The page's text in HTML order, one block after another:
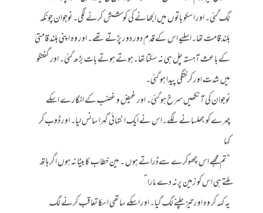
لگ گئی۔ اور اسکو باتوں میں الجھانے کی کوشش کرنے لگی۔ نوجوان چونکہ
بلند قامت تھا۔اسلیے اس کے قدم دور دور پڑتے تھے۔ اور وہ اپنی بلند قامتی
کے باعث آہستہ چل ہی نہ سکتا تھا۔ہوتے ہوتے بات بڑھ گئی۔ اور گفتگو
میں شدت اور کرختگی پیدا ہو گئی۔
نوجوان کی آنکھیں سرخ ہو گئی۔ اور غیض و غضب کے انگارے اسکے
چہرے کو جھلسانے لگے۔اس نے ایک انتہائی گہرا سانس لیا۔ اور ڈوب کر
کہا
“تم مجھے اس چھوکرے سےڈراتے ہوں ۔ مین خطاب کا بیٹا نہ ہوں اگر ہاتھ
ملتے ہی اس کو زمین پرنہ دے مارا”
یہ کہہ کر وہ اور تیز چلنے لگ گیا۔ اور اسکے ساتھی اسکا تعاقب کرنے لگ